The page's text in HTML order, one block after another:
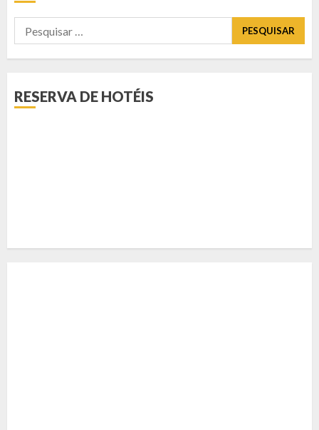
Pesquisar
por:
RESERVA DE HOTÉIS